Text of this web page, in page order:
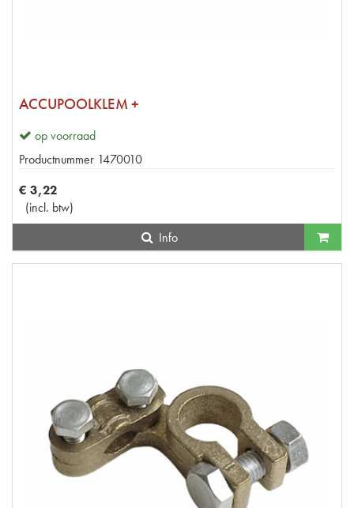
ACCUPOOLKLEM +
op voorraad
Productnummer 1470010
€ 3,22
(incl. btw)
Info